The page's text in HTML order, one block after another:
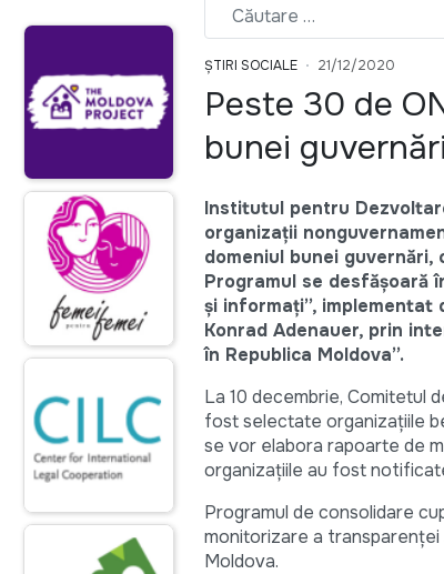
ȘTIRI SOCIALE 21/12/2020
Peste 30 de
bunei guvernări
Institutul pentru
organizații
domeniul bunei
Programul se desfășoară
și informați”, implementat
Konrad Adenauer, prin
în Republica Moldova”.
La 10 decembrie, Comitetul
fost selectate organizațiile
se vor elabora rapoarte de
organizațiile au fost
Programul de consolidare
monitorizare a transparenței
Moldova.